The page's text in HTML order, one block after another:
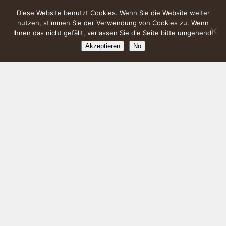
Diese Website benutzt Cookies. Wenn Sie die Website weiter
nutzen, stimmen Sie der Verwendung von Cookies zu. Wenn
Ihnen das nicht gefällt, verlassen Sie die Seite bitte umgehend!
Akzeptieren No